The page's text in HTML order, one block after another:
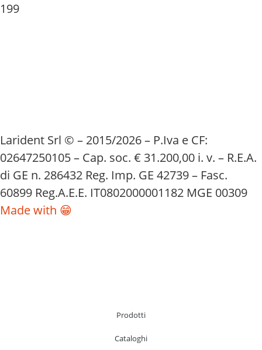
199
Larident Srl © – 2015/2026 – P.Iva e CF:
02647250105 – Cap. soc. € 31.200,00 i. v. – R.E.A.
di GE n. 286432 Reg. Imp. GE 42739 – Fasc.
60899 Reg.A.E.E. IT0802000001182 MGE 00309
Made with 😁
Prodotti
Cataloghi